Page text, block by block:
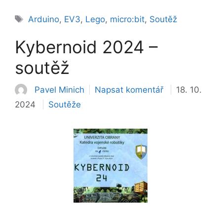
Štítky
Arduino, EV3, Lego, micro:bit, Soutěž
Kybernoid 2024 –
soutěž
Pavel Minich Napsat komentář
18. 10.
2024
Rubriky
Soutěže